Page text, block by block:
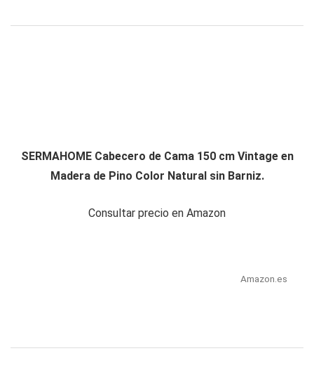
SERMAHOME Cabecero de Cama 150 cm Vintage en
Madera de Pino Color Natural sin Barniz.
Consultar precio en Amazon
Amazon.es